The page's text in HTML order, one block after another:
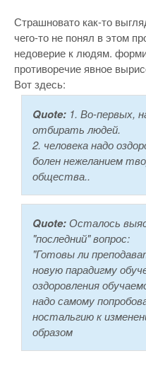
Страшновато как-то
чего-то не понял в этом
недоверие к людям.
противоречие явное
Вот здесь:
Quote: 1. Во-первых,
отбирать людей.
2. человека надо
болен нежеланием
общества..
Quote:Осталось
"последний" вопрос:
"Готовы ли
новую парадигму
оздоровления
надо самому
ностальгию к
образом